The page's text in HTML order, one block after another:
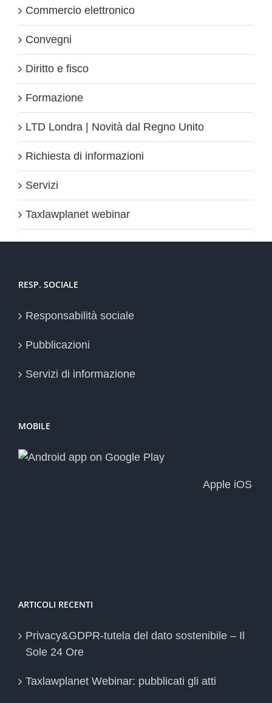
Commercio elettronico
Convegni
Diritto e fisco
Formazione
LTD Londra | Novità dal Regno Unito
Richiesta di informazioni
Servizi
Taxlawplanet webinar
RESP. SOCIALE
Responsabilità sociale
Pubblicazioni
Servizi di informazione
MOBILE
Apple iOS
ARTICOLI RECENTI
Privacy&GDPR-tutela del dato sostenibile – Il
Sole 24 Ore
Taxlawplanet Webinar: pubblicati gli atti